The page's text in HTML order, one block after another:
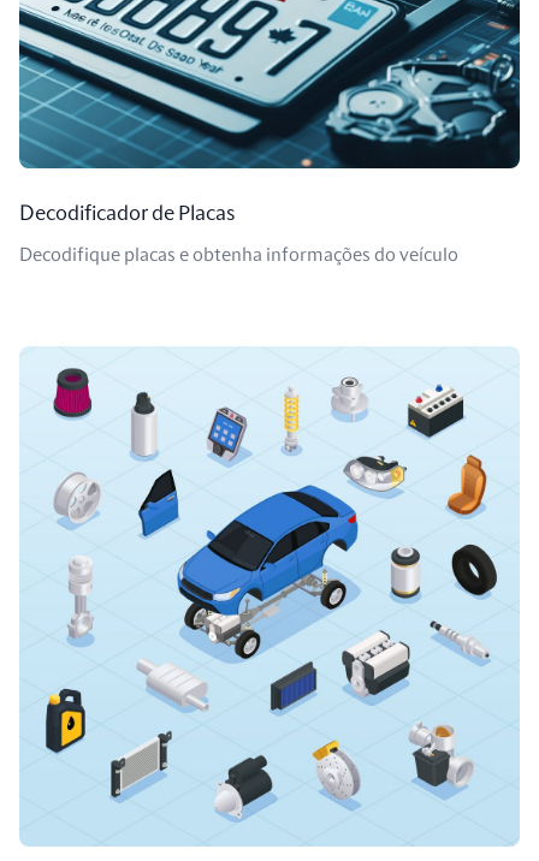
Decodificador de Placas
Decodifique placas e obtenha informações do veículo